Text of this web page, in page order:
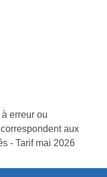
erreur ou
aux
- Tarif mai 2026